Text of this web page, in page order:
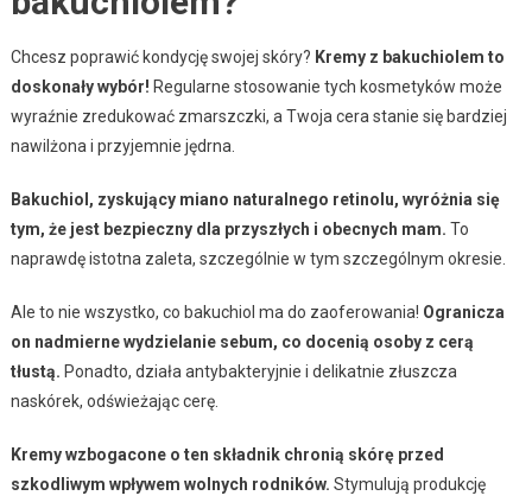
Chcesz poprawić kondycję swojej skóry? Kremy z bakuchiolem to
doskonały wybór! Regularne stosowanie tych kosmetyków może
wyraźnie zredukować zmarszczki, a Twoja cera stanie się bardziej
nawilżona i przyjemnie jędrna.
Bakuchiol, zyskujący miano naturalnego retinolu, wyróżnia się
tym, że jest bezpieczny dla przyszłych i obecnych mam. To
naprawdę istotna zaleta, szczególnie w tym szczególnym okresie.
Ale to nie wszystko, co bakuchiol ma do zaoferowania! Ogranicza
on nadmierne wydzielanie sebum, co docenią osoby z cerą
tłustą. Ponadto, działa antybakteryjnie i delikatnie złuszcza
naskórek, odświeżając cerę.
Kremy wzbogacone o ten składnik chronią skórę przed
szkodliwym wpływem wolnych rodników. Stymulują produkcję